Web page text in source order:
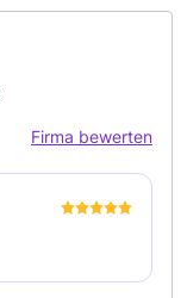
Firma bewerten